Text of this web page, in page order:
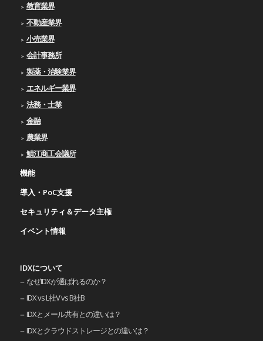
教育業界
不動産業界
小売業界
会計事務所
製薬・治験業界
エネルギー業界
法務・士業
金融
農業界
鯖江商工会議所
機能
導入・PoC支援
セキュリティ＆データ主権
イベント情報
IDXについて
なぜIDXが選ばれるのか？
IDX vs L社V vs B社B
IDXとメール共有との違いは？
IDXとクラウドストレージとの違いは？